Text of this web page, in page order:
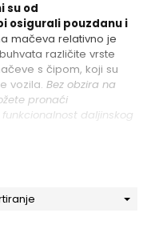
su od
osigurali pouzdanu i
mačeva relativno je
različite vrste
s čipom, koji su
vozila. Bez obzira na
pronaći
daljinskog